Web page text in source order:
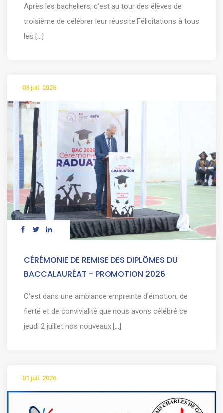
Après les bacheliers, c'est au tour des élèves de
troisième de célébrer leur réussite.Félicitations à tous
les [...]
03 juil. 2026
CÉRÉMONIE DE REMISE DES DIPLÔMES DU
BACCALAURÉAT - PROMOTION 2026
C'est dans une ambiance empreinte d'émotion, de
fierté et de convivialité que nous avons célébré ce
jeudi 2 juillet nos nouveaux [...]
01 juil. 2026